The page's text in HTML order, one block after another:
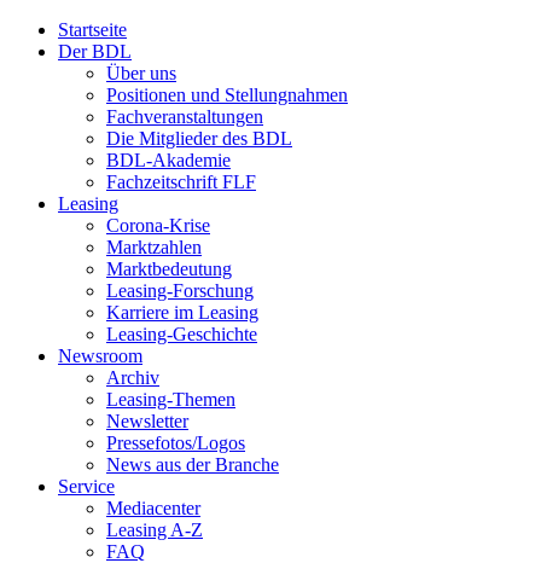
Startseite
Der BDL
Über uns
Positionen und Stellungnahmen
Fachveranstaltungen
Die Mitglieder des BDL
BDL-Akademie
Fachzeitschrift FLF
Leasing
Corona-Krise
Marktzahlen
Marktbedeutung
Leasing-Forschung
Karriere im Leasing
Leasing-Geschichte
Newsroom
Archiv
Leasing-Themen
Newsletter
Pressefotos/Logos
News aus der Branche
Service
Mediacenter
Leasing A-Z
FAQ